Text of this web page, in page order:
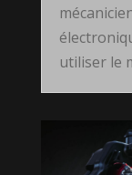
utiliser le